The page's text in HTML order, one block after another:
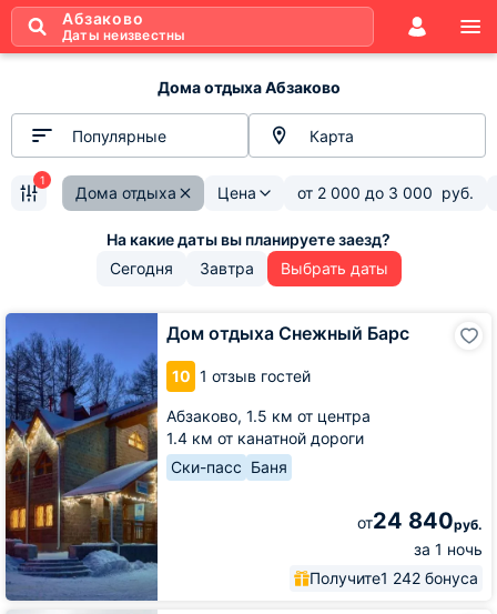
Абзаково
Даты неизвестны
Дома отдыха Абзаково
Популярные Карта
Дома отдыха Цена от 2 000 до 3 000 руб.
1
Сегодня Завтра Выбрать даты
Дом отдыха Снежный Барс
10 1 отзыв гостей
Абзаково, 1.5 км от центра
1.4 км от канатной дороги
Ски-пасс Баня
от24 840руб.
за 1 ночь
Получите1 242 бонуса
Дом
отдыха
Снежный
Барс